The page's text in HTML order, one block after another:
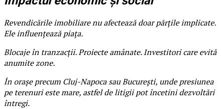
Revendicările imobiliare nu afectează doar părțile implicate.
Ele influențează piața.
Blocaje în tranzacții. Proiecte amânate. Investitori care evită
anumite zone.
În orașe precum Cluj-Napoca sau București, unde presiunea
pe terenuri este mare, astfel de litigii pot încetini dezvoltări
întregi.